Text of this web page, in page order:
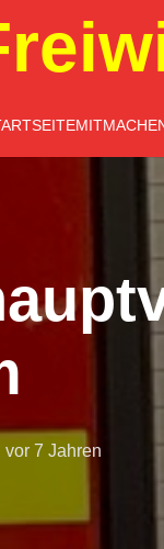
vor 7 Jahren